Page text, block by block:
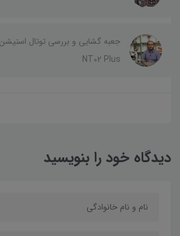
NT02 Plus
دیدگاه خود را بنویسید